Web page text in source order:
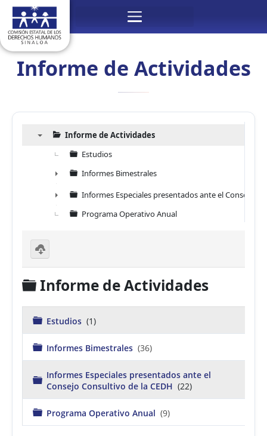
Menú
contenido
Informe de Actividades
Informe de Actividades
Estudios
►
Informes Bimestrales
►
Informes Especiales presentados ante el Consejo
Programa Operativo Anual
w
nl
d
ct
e
C
a
r
p
e
t
Informe de Actividades
C
p
e
a
Estudios (1)
C
p
e
t
Informes Bimestrales (36)
C
r
p
e
t
Informes Especiales presentados ante el
Consejo Consultivo de la CEDH (22)
C Programa Operativo Anual (9)